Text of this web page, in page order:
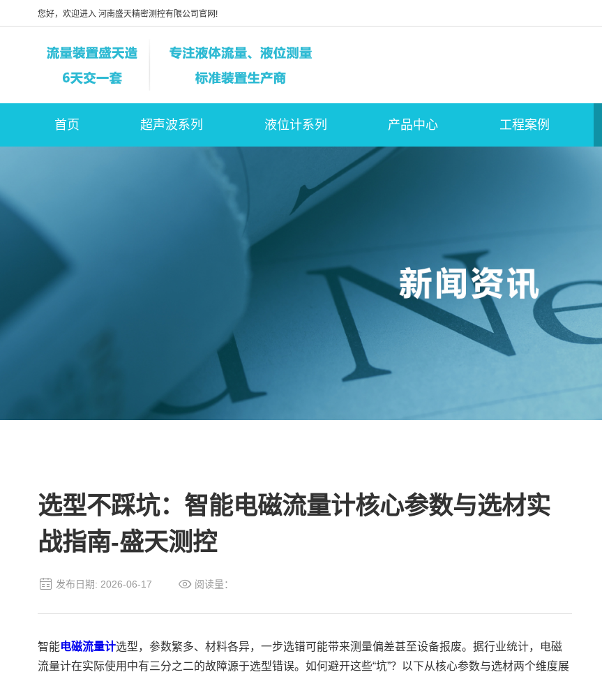
您好，欢迎进入 河南盛天精密测控有限公司官网!
首页 超声波系列 液位计系列 产品中心 工程案例
选型不踩坑：智能电磁流量计核心参数与选材实
战指南-盛天测控
发布日期: 2026-06-17 阅读量：
智能电磁流量计选型，参数繁多、材料各异，一步选错可能带来测量偏差甚至设备报废。据行业统计，电磁
流量计在实际使用中有三分之二的故障源于选型错误。如何避开这些“坑”？以下从核心参数与选材两个维度展